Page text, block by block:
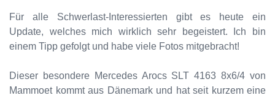
Für alle Schwerlast-Interessierten gibt es heute ein
Update, welches mich wirklich sehr begeistert. Ich bin
einem Tipp gefolgt und habe viele Fotos mitgebracht!
Dieser besondere Mercedes Arocs SLT 4163 8x6/4 von
Mammoet kommt aus Dänemark und hat seit kurzem eine